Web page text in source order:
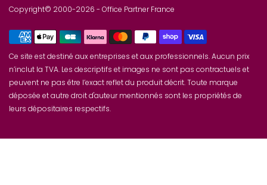
Copyright© 2000-2026 - Office Partner France
Ce site est destiné aux entreprises et aux professionnels. Aucun prix
n’inclut la TVA. Les descriptifs et images ne sont pas contractuels et
peuvent ne pas être l’exact reflet du produit décrit. Toute marque
déposée et autre droit d'auteur mentionnés sont les propriétés de
leurs dépositaires respectifs.